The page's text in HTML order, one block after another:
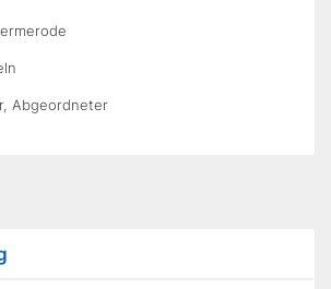
Abgeordneter